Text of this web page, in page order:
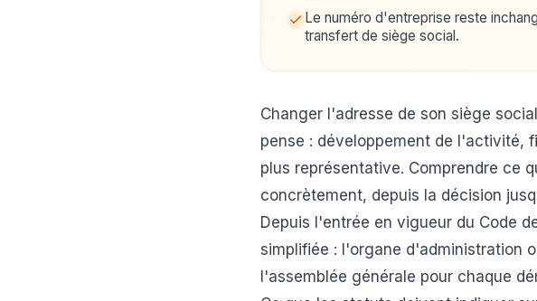
Le numéro d'entreprise reste
transfert de siège social.
Changer l'adresse de son siège
pense : développement de l'activité,
plus représentative. Comprendre ce
concrètement, depuis la décision
Depuis l'entrée en vigueur du Code
simplifiée : l'organe d'administration
l'assemblée générale pour chaque